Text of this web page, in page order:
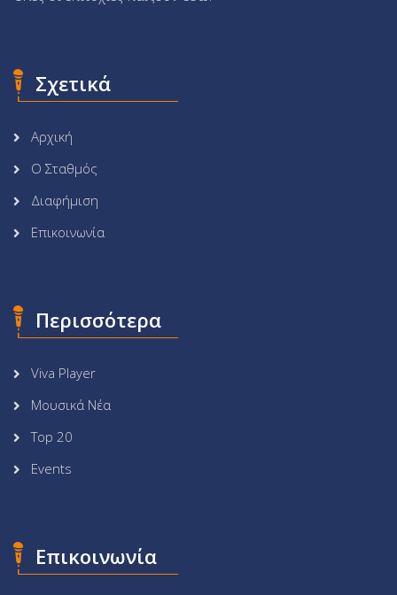
Σχετικά
Αρχική
Ο Σταθμός
Διαφήμιση
Επικοινωνία
Περισσότερα
Viva Player
Μουσικά Νέα
Top 20
Events
Επικοινωνία